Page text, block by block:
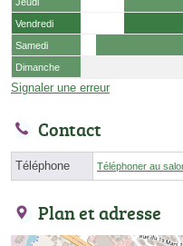
Vendredi
Samedi
Dimanche
Signaler une erreur
Contact
Téléphone Téléphoner au
Plan et adresse